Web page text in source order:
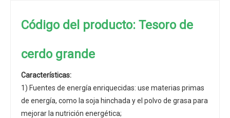
Código del producto: Tesoro de
cerdo grande
Características:
1) Fuentes de energía enriquecidas: use materias primas
de energía, como la soja hinchada y el polvo de grasa para
mejorar la nutrición energética;